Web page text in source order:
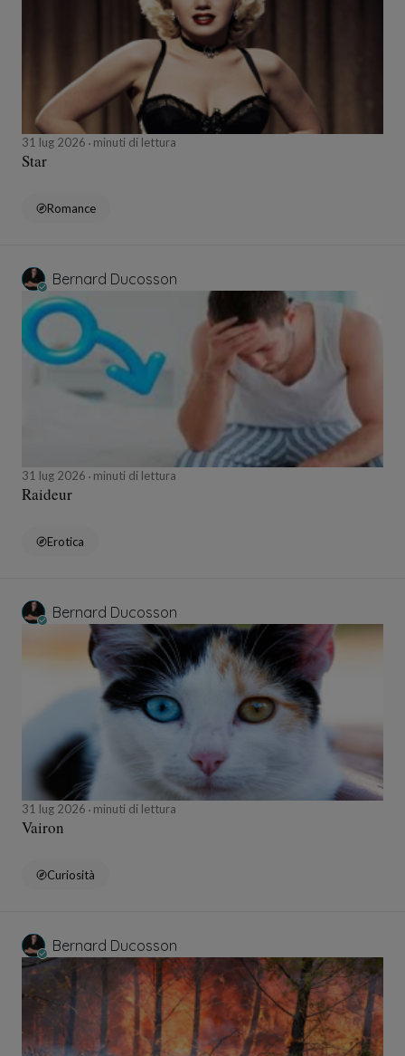
31 lug 2026 minuti di lettura
Star
Romance
Bernard Ducosson
31 lug 2026 minuti di lettura
Raideur
Erotica
Bernard Ducosson
31 lug 2026 minuti di lettura
Vairon
Curiosità
Bernard Ducosson